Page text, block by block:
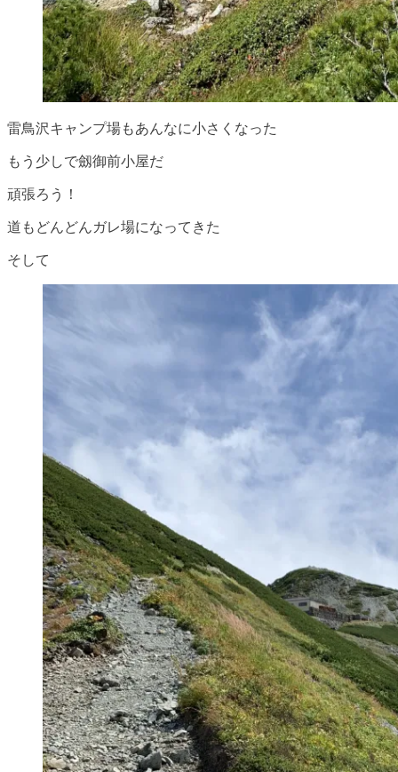
雷鳥沢キャンプ場もあんなに小さくなった
もう少しで劔御前小屋だ
頑張ろう！
道もどんどんガレ場になってきた
そして